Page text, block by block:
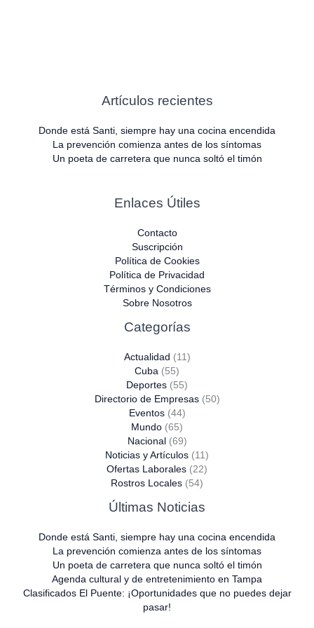
Artículos recientes
Donde está Santi, siempre hay una cocina encendida
La prevención comienza antes de los síntomas
Un poeta de carretera que nunca soltó el timón
Enlaces Útiles
Contacto
Suscripción
Política de Cookies
Política de Privacidad
Términos y Condiciones
Sobre Nosotros
Categorías
Actualidad (11)
Cuba (55)
Deportes (55)
Directorio de Empresas(50)
Eventos(44)
Mundo (65)
Nacional (69)
Noticias y Artículos (11)
Ofertas Laborales (22)
Rostros Locales (54)
Últimas Noticias
Donde está Santi, siempre hay una cocina encendida
La prevención comienza antes de los síntomas
Un poeta de carretera que nunca soltó el timón
Agenda cultural y de entretenimiento en Tampa
Clasificados El Puente: ¡Oportunidades que no puedes dejar
pasar!